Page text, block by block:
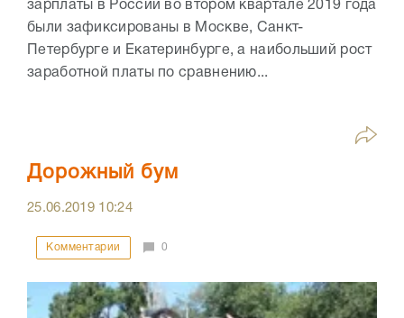
зарплаты в России во втором квартале 2019 года
были зафиксированы в Москве, Санкт-
Петербурге и Екатеринбурге, а наибольший рост
заработной платы по сравнению...
Дорожный бум
25.06.2019 10:24
Комментарии 0